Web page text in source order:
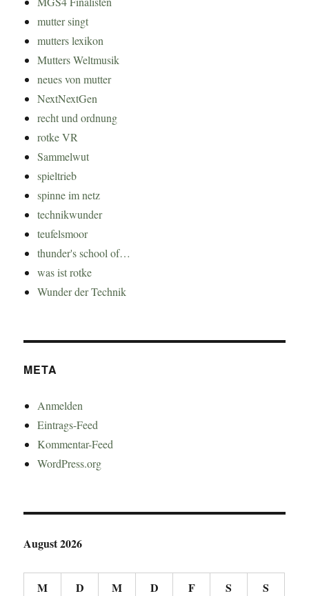
mutter singt
mutters lexikon
Mutters Weltmusik
neues von mutter
NextNextGen
recht und ordnung
rotke VR
Sammelwut
spieltrieb
spinne im netz
technikwunder
teufelsmoor
thunder's school of…
was ist rotke
Wunder der Technik
META
Anmelden
Eintrags-Feed
Kommentar-Feed
WordPress.org
August 2026
M D M D F S S